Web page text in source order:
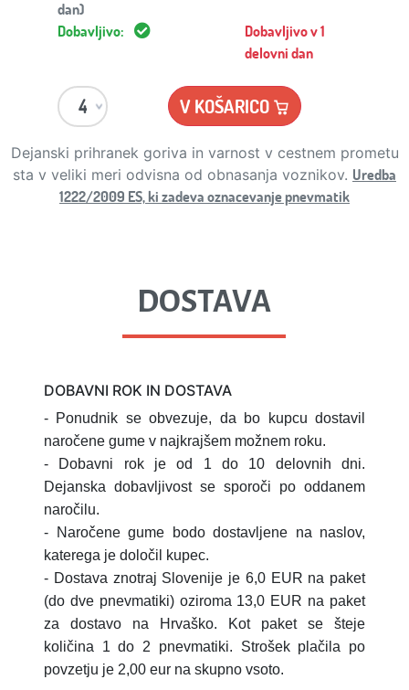
dan)
Dobavljivo:
Dobavljivo v 1
delovni dan
V KOŠARICO
Dejanski prihranek goriva in varnost v cestnem prometu
sta v veliki meri odvisna od obnasanja voznikov. Uredba
1222/2009 ES, ki zadeva oznacevanje pnevmatik
DOSTAVA
DOBAVNI ROK IN DOSTAVA
- Ponudnik se obvezuje, da bo kupcu dostavil
naročene gume v najkrajšem možnem roku.
- Dobavni rok je od 1 do 10 delovnih dni.
Dejanska dobavljivost se sporoči po oddanem
naročilu.
- Naročene gume bodo dostavljene na naslov,
katerega je določil kupec.
- Dostava znotraj Slovenije je 6,0 EUR na paket
(do dve pnevmatiki) oziroma 13,0 EUR na paket
za dostavo na Hrvaško.
Kot paket se šteje
količina 1 do 2 pnevmatiki. Strošek plačila po
povzetju je 2,00 eur na skupno vsoto.